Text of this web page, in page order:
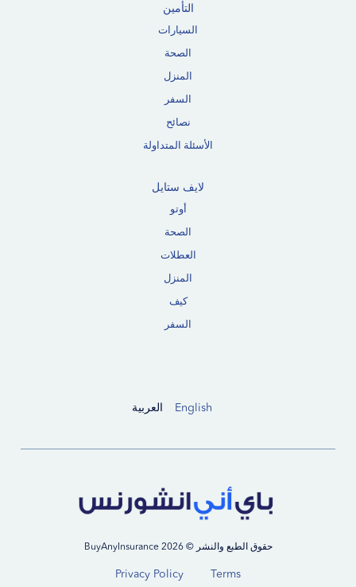
التأمين
السيارات
الصحة
المنزل
السفر
نصائح
الأسئلة المتداولة
لايف ستايل
أوتو
الصحة
العطلات
المنزل
كيف
السفر
English العربية
حقوق الطبع والنشر © 2026 BuyAnyInsurance
Terms
Privacy Policy